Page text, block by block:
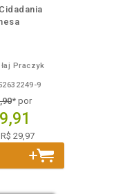
páginas
Praczyk
9
* por
29,97